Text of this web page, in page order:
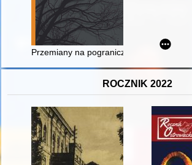
Przemiany na pograniczu polsko-
ROCZNIK 2022